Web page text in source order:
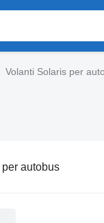
Volanti Solaris per
autobus